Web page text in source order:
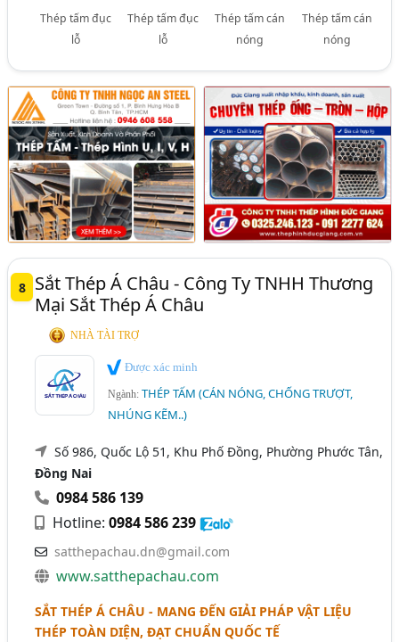
Thép tấm đục
lỗ
Thép tấm đục
lỗ
Thép tấm cán
nóng
Thép tấm cán
nóng
8
Sắt Thép Á Châu - Công Ty TNHH Thương
Mại Sắt Thép Á Châu
Được xác minh
Ngành:THÉP TẤM (CÁN NÓNG, CHỐNG TRƯỢT,
NHÚNG KẼM..)
Số 986, Quốc Lộ 51, Khu Phố Đồng, Phường Phước Tân,
Đồng Nai
0984 586 139
Hotline:0984 586 239
satthepachau.dn@gmail.com
www.satthepachau.com
SẮT THÉP Á CHÂU - MANG ĐẾN GIẢI PHÁP VẬT LIỆU
THÉP TOÀN DIỆN, ĐẠT CHUẨN QUỐC TẾ